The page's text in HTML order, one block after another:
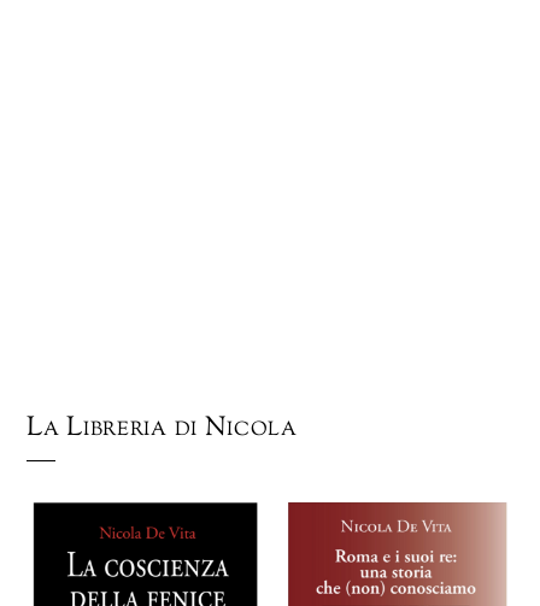
La Libreria di Nicola